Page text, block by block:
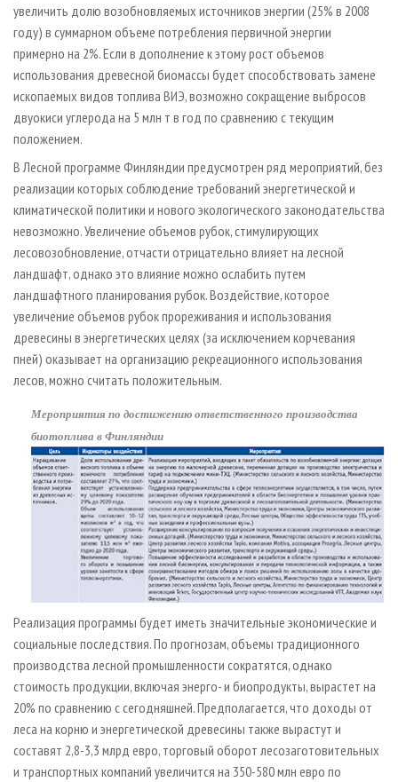
увеличить долю возобновляемых источников энергии (25% в 2008
году) в суммарном объеме потребления первичной энергии
примерно на 2%. Если в дополнение к этому рост объемов
использования древесной биомассы будет способствовать замене
ископаемых видов топлива ВИЭ, возможно сокращение выбросов
двуокиси углерода на 5 млн т в год по сравнению с текущим
положением.
В Лесной программе Финляндии предусмотрен ряд мероприятий, без
реализации которых соблюдение требований энергетической и
климатической политики и нового экологического законодательства
невозможно. Увеличение объемов рубок, стимулирующих
лесовозобновление, отчасти отрицательно влияет на лесной
ландшафт, однако это влияние можно ослабить путем
ландшафтного планирования рубок. Воздействие, которое
увеличение объемов рубок прореживания и использования
древесины в энергетических целях (за исключением корчевания
пней) оказывает на организацию рекреационного использования
лесов, можно считать положительным.
Мероприятия по достижению ответственного производства
биотоплива в Финляндии
Реализация программы будет иметь значительные экономические и
социальные последствия. По прогнозам, объемы традиционного
производства лесной промышленности сократятся, однако
стоимость продукции, включая энерго- и биопродукты, вырастет на
20% по сравнению с сегодняшней. Предполагается, что доходы от
леса на корню и энергетической древесины также вырастут и
составят 2,8-3,3 млрд евро, торговый оборот лесозаготовительных
и транспортных компаний увеличится на 350-580 млн евро по